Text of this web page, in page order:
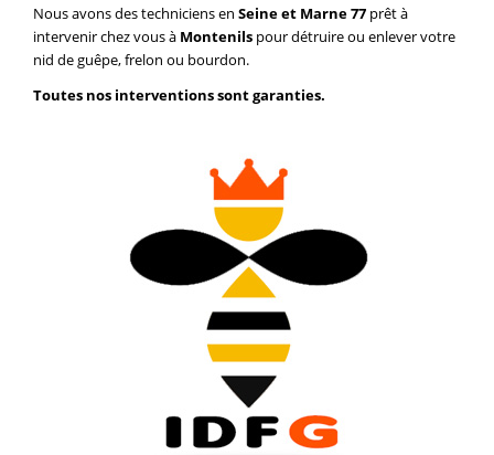
Nous avons des techniciens en Seine et Marne 77 prêt à
intervenir chez vous à Montenils pour détruire ou enlever votre
nid de guêpe, frelon ou bourdon.
Toutes nos interventions sont garanties.